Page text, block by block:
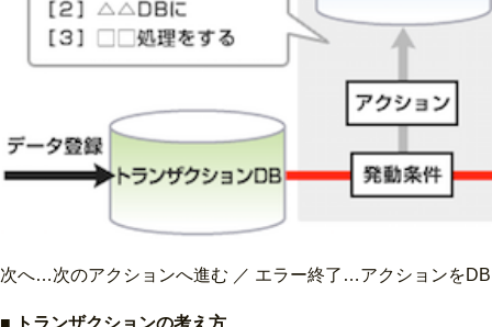
次へ…次のアクションへ進む ／ エラー終了…アクションを